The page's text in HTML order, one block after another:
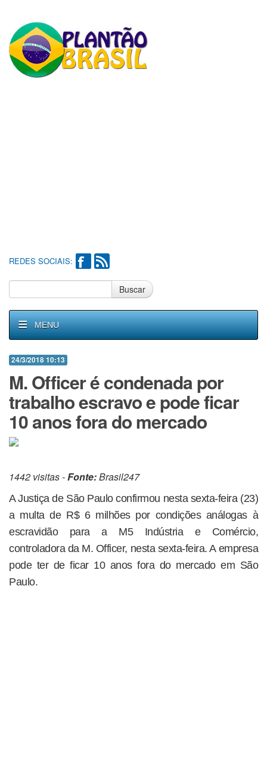
REDES SOCIAIS:
Buscar
MENU
24/3/2018 10:13
M. Officer é condenada por
trabalho escravo e pode ficar
10 anos fora do mercado
1442 visitas -Fonte:Brasil247
A Justiça de São Paulo confirmou nesta sexta-feira (23)
a multa de R$ 6 milhões por condições análogas à
escravidão para a M5 Indústria e Comércio,
controladora da M. Officer, nesta sexta-feira. A empresa
pode ter de ficar 10 anos fora do mercado em São
Paulo.